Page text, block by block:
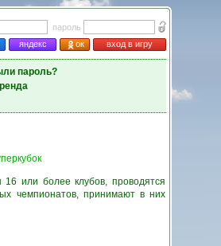
пароль
яндекс ок вход в игру
пароль?
или более клубов, проводятся
чемпионатов, принимают в них